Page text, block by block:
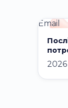
Email
2026